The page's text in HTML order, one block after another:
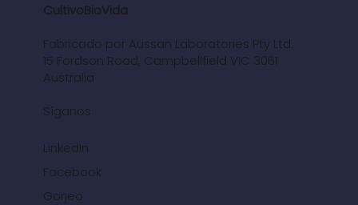
CultivoBioVida
Fabricado por Aussan Laboratories Pty Ltd.
15 Fordson Road, Campbellfield VIC 3061
Australia
Síganos
LinkedIn
Facebook
Gorjeo